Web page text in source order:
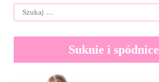
Suknie i spódnice